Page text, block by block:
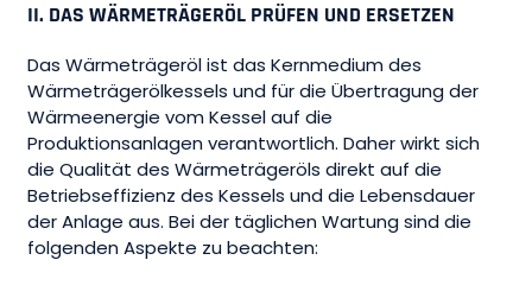
II. DAS WÄRMETRÄGERÖL PRÜFEN UND ERSETZEN
Das Wärmeträgeröl ist das Kernmedium des
Wärmeträgerölkessels und für die Übertragung der
Wärmeenergie vom Kessel auf die
Produktionsanlagen verantwortlich. Daher wirkt sich
die Qualität des Wärmeträgeröls direkt auf die
Betriebseffizienz des Kessels und die Lebensdauer
der Anlage aus. Bei der täglichen Wartung sind die
folgenden Aspekte zu beachten: